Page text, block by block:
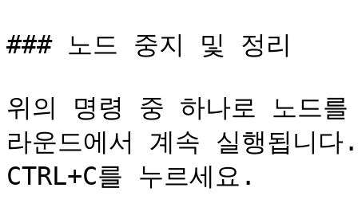
### 노드 중지 및 정리
위의 명령 중 하나로 노드
라운드에서 계속 실행됩니
CTRL+C를 누르세요.